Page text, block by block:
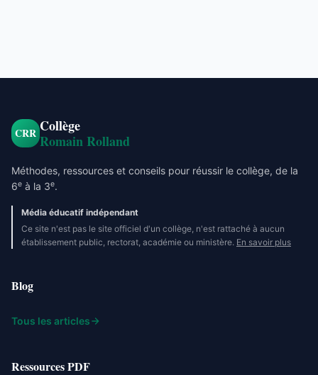
CRR Collège
Romain Rolland
Méthodes, ressources et conseils pour réussir le collège, de la
6e à la 3e.
Média éducatif indépendant
Ce site n'est pas le site officiel d'un collège, n'est rattaché à aucun
établissement public, rectorat, académie ou ministère. En savoir plus
Blog
Tous les articles
Ressources PDF